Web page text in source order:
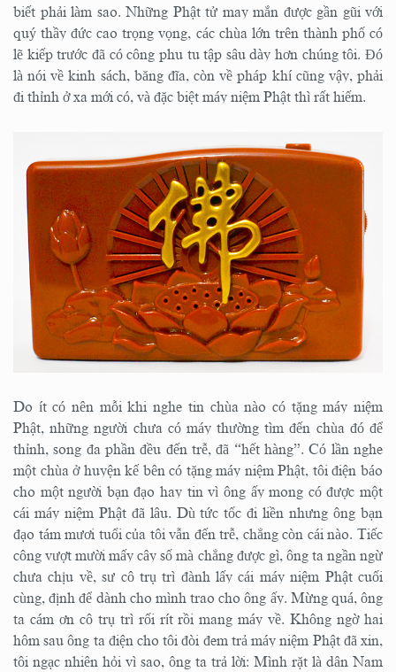
biết phải làm sao. Những Phật tử may mắn được gần gũi với
quý thầy đức cao trọng vọng, các chùa lớn trên thành phố có
lẽ kiếp trước đã có công phu tu tập sâu dày hơn chúng tôi. Đó
là nói về kinh sách, băng đĩa, còn về pháp khí cũng vậy, phải
đi thỉnh ở xa mới có, và đặc biệt máy niệm Phật thì rất hiếm.
Do ít có nên mỗi khi nghe tin chùa nào có tặng máy niệm
Phật, những người chưa có máy thường tìm đến chùa đó để
thỉnh, song đa phần đều đến trễ, đã “hết hàng”. Có lần nghe
một chùa ở huyện kế bên có tặng máy niệm Phật, tôi điện báo
cho một người bạn đạo hay tin vì ông ấy mong có được một
cái máy niệm Phật đã lâu. Dù tức tốc đi liền nhưng ông bạn
đạo tám mươi tuổi của tôi vẫn đến trễ, chẳng còn cái nào. Tiếc
công vượt mười mấy cây số mà chẳng được gì, ông ta ngần ngừ
chưa chịu về, sư cô trụ trì đành lấy cái máy niệm Phật cuối
cùng, định để dành cho mình trao cho ông ấy. Mừng quá, ông
ta cám ơn cô trụ trì rối rít rồi mang máy về. Không ngờ hai
hôm sau ông ta điện cho tôi đòi đem trả máy niệm Phật đã xin,
tôi ngạc nhiên hỏi vì sao, ông ta trả lời: Mình rặt là dân Nam